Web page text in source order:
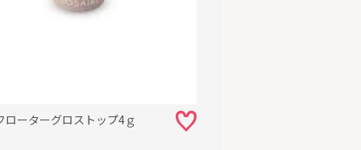
ローターグロストップ4ｇ